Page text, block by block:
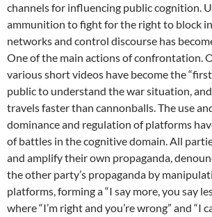
channels for influencing public cognition.
ammunition to fight for the right to block
networks and control discourse has
One of the main actions of confrontation.
various short videos have become the
public to understand the war situation,
travels faster than cannonballs. The use
dominance and regulation of platforms
of battles in the cognitive domain. All
and amplify their own propaganda,
the other party’s propaganda by
platforms, forming a “I say more, you say
where “I’m right and you’re wrong” and “I